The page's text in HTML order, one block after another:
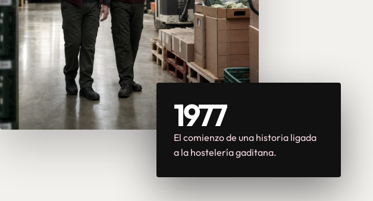
1977
El comienzo de una historia ligada
a la hostelería gaditana.